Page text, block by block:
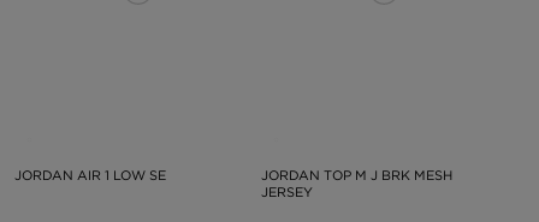
JORDAN AIR 1 LOW SE
JORDAN TOP M J BRK MESH
JERSEY